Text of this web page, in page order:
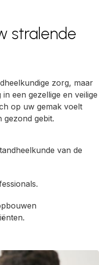
stralende
zorg, maar
een gezellige en veilige
op uw gemak voelt
gezond gebit.
van de